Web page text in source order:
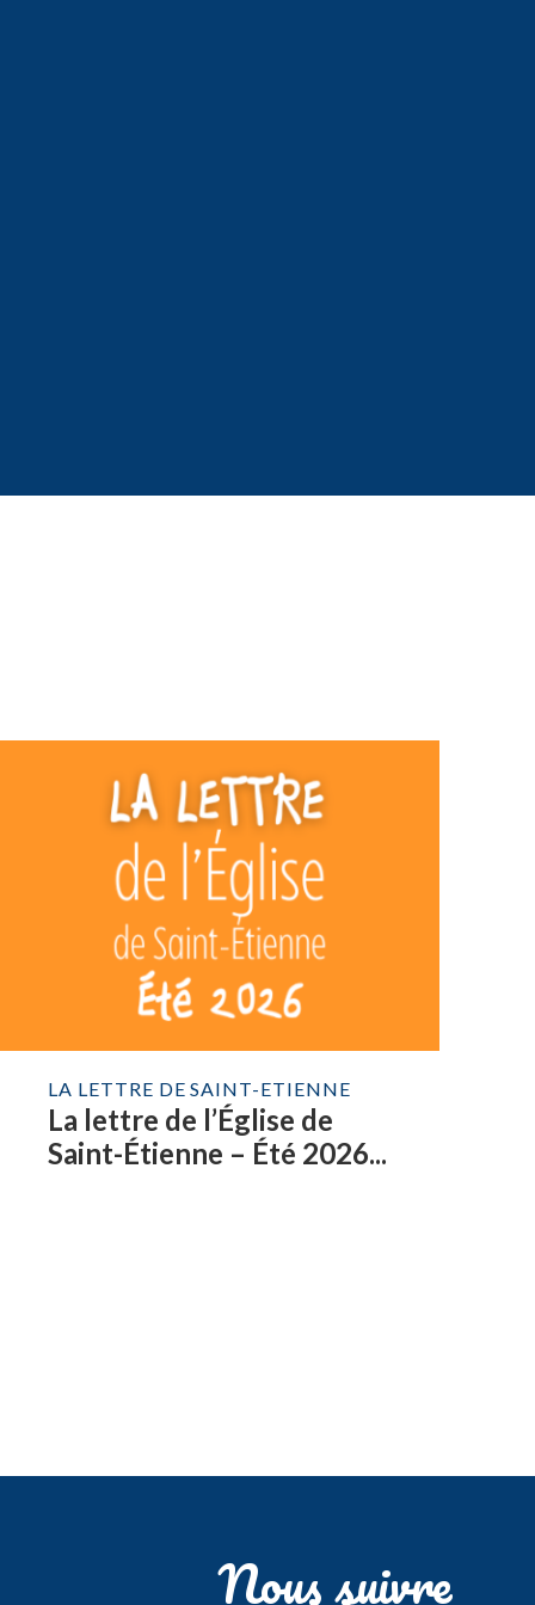
LA LETTRE DE SAINT-ETIENNE
La lettre de l’Église de
Saint-Étienne – Été 2026...
Nous suivre